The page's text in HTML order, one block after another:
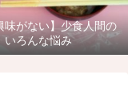
味がない】少食人間の
いろんな悩み